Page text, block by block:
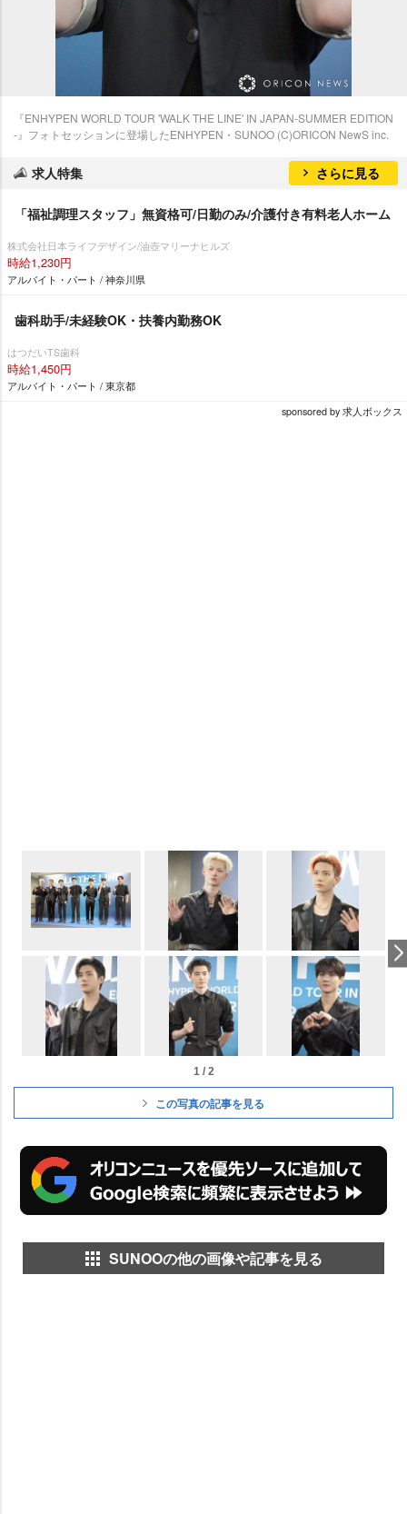
『ENHYPEN WORLD TOUR 'WALK THE LINE' IN JAPAN‐SUMMER EDITION
‐』フォトセッションに登場したENHYPEN・SUNOO (C)ORICON NewS inc.
求人特集 さらに見る
「福祉調理スタッフ」無資格可/日勤のみ/介護付き有料老人ホーム
株式会社日本ライフデザイン/油壺マリーナヒルズ
時給1,230円
アルバイト・パート / 神奈川県
歯科助手/未経験OK・扶養内勤務OK
はつだいTS歯科
時給1,450円
アルバイト・パート / 東京都
sponsored by 求人ボックス
1 / 2
この写真の記事を見る
SUNOOの他の画像や記事を見る